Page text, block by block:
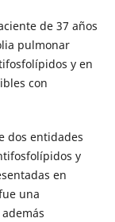
de 37 años
pulmonar
y en
con
dos entidades
y
en
una